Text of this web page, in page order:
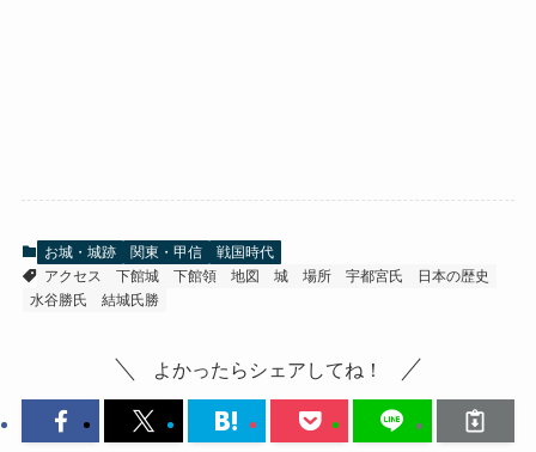
お城・城跡 関東・甲信
戦国時代
アクセス
下館城 下館領 地図 城 場所 宇都宮氏
日本の歴史
水谷勝氏
結城氏勝
よかったらシェアしてね！